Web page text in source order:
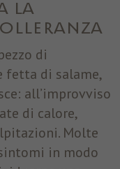
la
di
fetta di salame,
all’improvviso
di calore,
Molte
in modo